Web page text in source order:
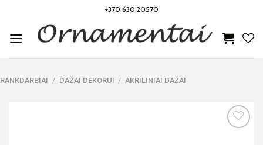
content
+370 630 20570
RANKDARBIAI / DAŽAI DEKORUI / AKRILINIAI DAŽAI